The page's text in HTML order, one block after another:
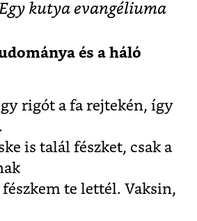
kutya evangéliuma
és a háló
rigót a fa rejtekén, így
is talál fészket, csak a
te lettél. Vaksin,